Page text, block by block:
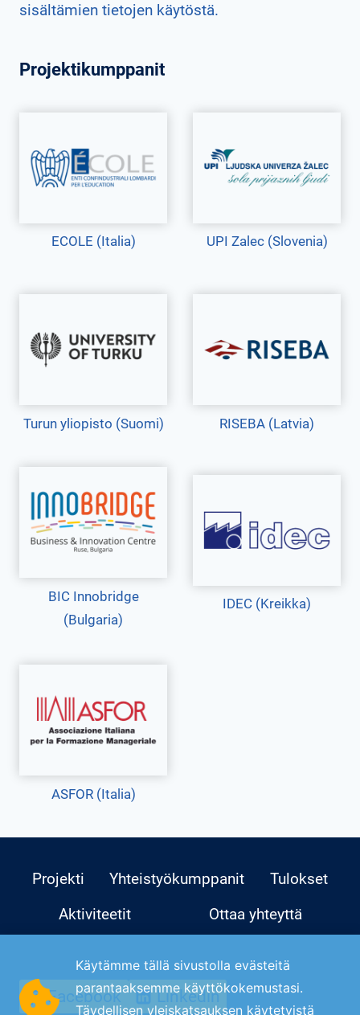
sisältämien tietojen käytöstä.
Projektikumppanit
ECOLE (Italia) UPI Zalec (Slovenia)
Turun yliopisto (Suomi) RISEBA (Latvia)
BIC Innobridge
(Bulgaria)
IDEC (Kreikka)
ASFOR (Italia)
Projekti Yhteistyökumppanit
Tulokset
Aktiviteetit
Ottaa yhteyttä
Facebook Linkedin
Käytämme tällä sivustolla evästeitä
parantaaksemme käyttökokemustasi.
Täydellisen yleiskatsauksen käytetyistä